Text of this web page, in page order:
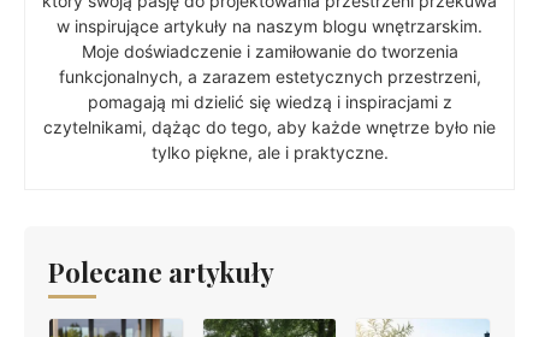
w inspirujące artykuły na naszym blogu wnętrzarskim.
Moje doświadczenie i zamiłowanie do tworzenia
funkcjonalnych, a zarazem estetycznych przestrzeni,
pomagają mi dzielić się wiedzą i inspiracjami z
czytelnikami, dążąc do tego, aby każde wnętrze było nie
tylko piękne, ale i praktyczne.
Polecane artykuły